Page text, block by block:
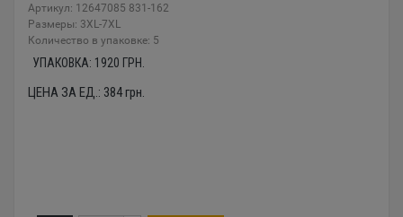
Артикул: 12647085 831-162
Размеры: 3XL-7XL
Количество в упаковке: 5
УПАКОВКА: 1920 ГРН.
ЦЕНА ЗА ЕД.: 384грн.